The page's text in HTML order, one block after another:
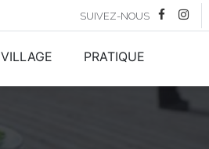
SUIVEZ-NOUS
VILLAGE PRATIQUE